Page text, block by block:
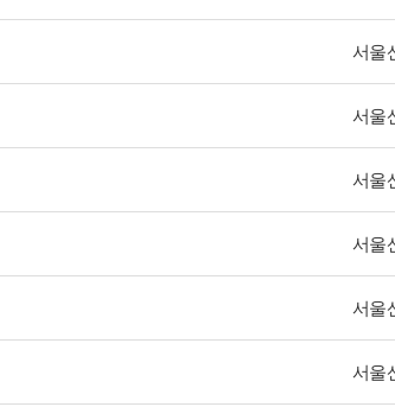
서울
서울
서울
서울
서울
서울